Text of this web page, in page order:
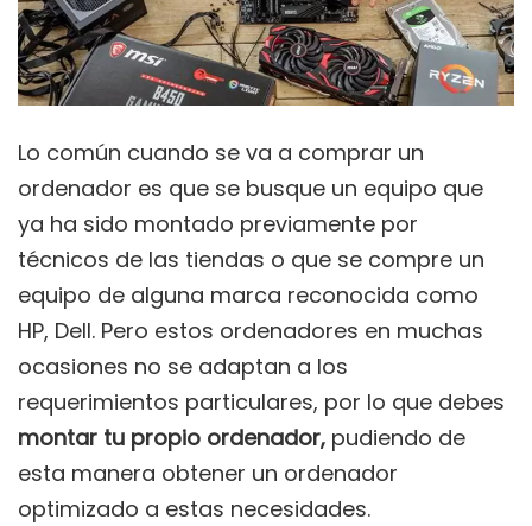
Lo común cuando se va a comprar un
ordenador es que se busque un equipo que
ya ha sido montado previamente por
técnicos de las tiendas o que se compre un
equipo de alguna marca reconocida como
HP, Dell. Pero estos ordenadores en muchas
ocasiones no se adaptan a los
requerimientos particulares, por lo que debes
montar tu propio ordenador, pudiendo de
esta manera obtener un ordenador
optimizado a estas necesidades.